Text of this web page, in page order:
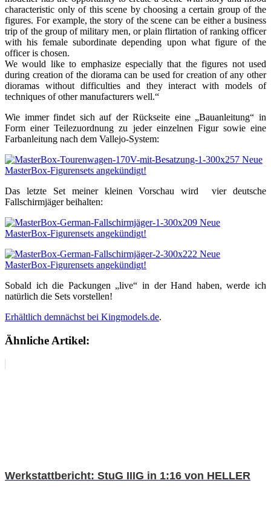
characteristic only of this scene by choosing a certain group of the
figures. For example, the story of the scene can be either a business
trip of the group of military men, or plain flirtation of ranking officer
with his female subordinate depending upon what figure of the
officer is chosen.
We would like to emphasize especially that the figures not used
during creation of the diorama can be used for creation of any other
dioramas without difficulties and they interact with models of
techniques of other manufacturers well.“
Wie immer findet sich auf der Rückseite eine „Bauanleitung“ in
Form einer Teilezuordnung zu jeder einzelnen Figur sowie eine
Farbanleitung nach dem Vallejo-System:
Das letzte Set meiner kleinen Vorschau wird vier deutsche
Fallschirmjäger beihalten:
Sobald ich die Packungen „live“ in der Hand haben, werde ich
natürlich die Sets vorstellen!
Erhältlich demnächst bei Kingmodels.de.
Ähnliche Artikel:
Werkstattbericht: StuG IIIG in 1:16 von HELLER